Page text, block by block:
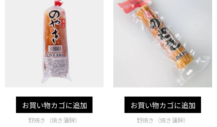
お買い物カゴに追加
野焼き（焼き蒲鉾）
お買い物カゴに追加
野焼き（焼き蒲鉾）